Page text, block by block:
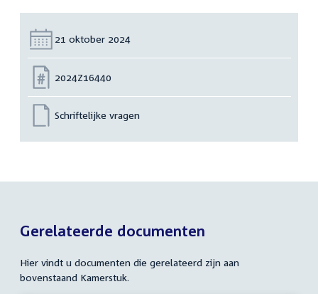
Datum:
21 oktober 2024
Nummer:
2024Z16440
Schriftelijke vragen
Gerelateerde documenten
Hier vindt u documenten die gerelateerd zijn aan
bovenstaand Kamerstuk.